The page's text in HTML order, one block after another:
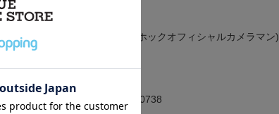
■撮影
伊藤厚(水戸ホーリーホックオフィシャルカメラマン)
【水戸×筋肉2023】
メーカー品番：mh900738